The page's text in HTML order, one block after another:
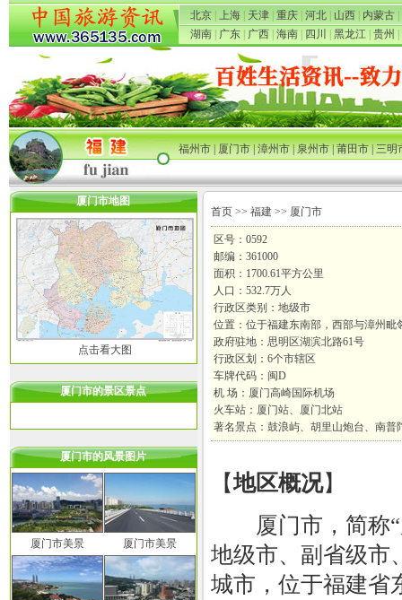
北京 上海 天津 重庆 河北 山西 内蒙古
湖南
广东 广西 海南 四川 黑龙江 贵州
福州市|厦门市|漳州市|泉州市|莆田市|三明
厦门市地图
点击看大图
厦门市的景区景点
厦门市的风景图片
厦门市美景 厦门市美景
首页>> 福建>> 厦门市
区号：0592
邮编：361000
面积：1700.61平方公里
人口：532.7万人
行政区类别：地级市
位置：位于福建东南部，西部与漳州
政府驻地：思明区湖滨北路61号
行政区划：6个市辖区
车牌代码：闽D
机 场：厦门高崎国际机场
火车站：厦门站、厦门北站
著名景点：鼓浪屿、胡里山炮台、南
【地区概况】
厦门市，简称“
地级市、副省级市
城市，位于福建省